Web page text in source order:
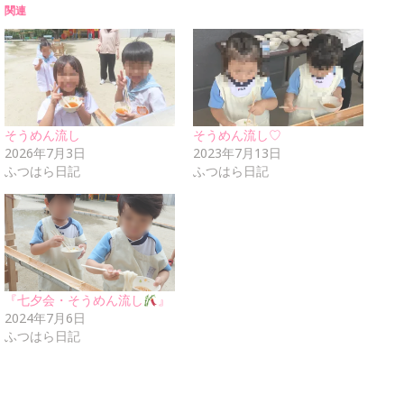
関連
そうめん流し
2026年7月3日
ふつはら日記
そうめん流し♡
2023年7月13日
ふつはら日記
『七夕会・そうめん流し
』
2024年7月6日
ふつはら日記